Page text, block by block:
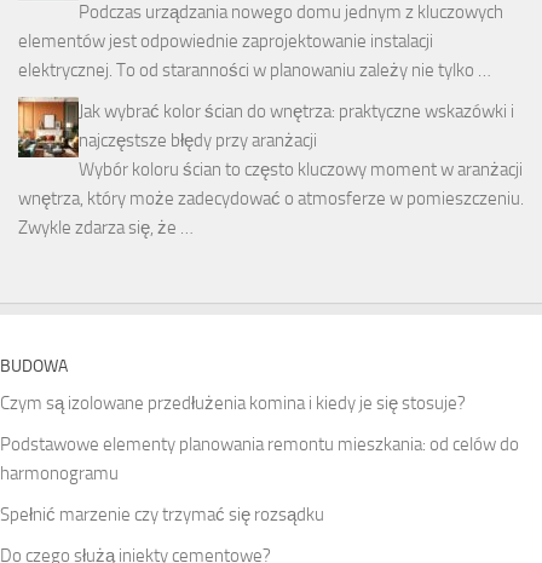
Podczas urządzania nowego domu jednym z kluczowych
elementów jest odpowiednie zaprojektowanie instalacji
elektrycznej. To od staranności w planowaniu zależy nie tylko …
Jak wybrać kolor ścian do wnętrza: praktyczne wskazówki i
najczęstsze błędy przy aranżacji
Wybór koloru ścian to często kluczowy moment w aranżacji
wnętrza, który może zadecydować o atmosferze w pomieszczeniu.
Zwykle zdarza się, że …
BUDOWA
Czym są izolowane przedłużenia komina i kiedy je się stosuje?
Podstawowe elementy planowania remontu mieszkania: od celów do
harmonogramu
Spełnić marzenie czy trzymać się rozsądku
Do czego służą iniekty cementowe?